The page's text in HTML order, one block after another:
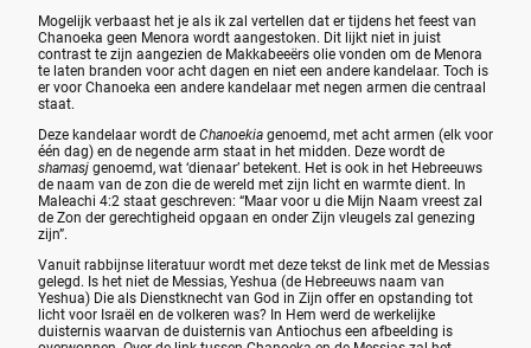
Mogelijk verbaast het je als ik zal vertellen dat er tijdens het feest van
Chanoeka geen Menora wordt aangestoken. Dit lijkt niet in juist
contrast te zijn aangezien de Makkabeeërs olie vonden om de Menora
te laten branden voor acht dagen en niet een andere kandelaar. Toch is
er voor Chanoeka een andere kandelaar met negen armen die centraal
staat.
Deze kandelaar wordt de Chanoekia genoemd, met acht armen (elk voor
één dag) en de negende arm staat in het midden. Deze wordt de
shamasj genoemd, wat ‘dienaar’ betekent. Het is ook in het Hebreeuws
de naam van de zon die de wereld met zijn licht en warmte dient. In
Maleachi 4:2 staat geschreven: “Maar voor u die Mijn Naam vreest zal
de Zon der gerechtigheid opgaan en onder Zijn vleugels zal genezing
zijn”.
Vanuit rabbijnse literatuur wordt met deze tekst de link met de Messias
gelegd. Is het niet de Messias, Yeshua (de Hebreeuws naam van
Yeshua) Die als Dienstknecht van God in Zijn offer en opstanding tot
licht voor Israël en de volkeren was? In Hem werd de werkelijke
duisternis waarvan de duisternis van Antiochus een afbeelding is